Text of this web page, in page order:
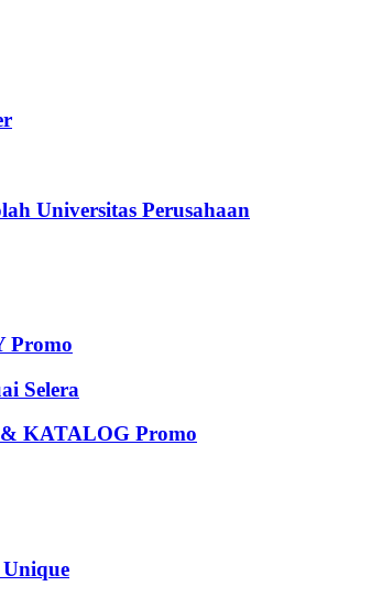
Universitas Perusahaan
Promo
Selera
KATALOG Promo